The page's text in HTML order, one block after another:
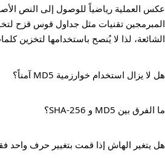
عكس العملية رياضياً للوصول إلى النص
المبرمجين تقنيات مثل جداول قوس قزح
الشائعة، لذا لا يُنصح باستخدامها لتخزين
هل لا يزال استخدام خوارزمية MD5 آمناً؟
ما الفرق بين MD5 و SHA-256؟
هل يتغير الهاش إذا قمت بتغيير حرف واحد